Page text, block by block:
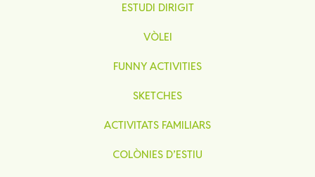
ESTUDI DIRIGIT
VÒLEI
FUNNY ACTIVITIES
SKETCHES
ACTIVITATS FAMILIARS
COLÒNIES D’ESTIU